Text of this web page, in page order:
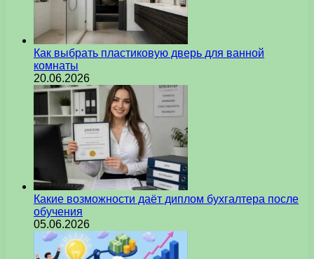
Как выбрать пластиковую дверь для ванной
комнаты
20.06.2026
Какие возможности даёт диплом бухгалтера после
обучения
05.06.2026